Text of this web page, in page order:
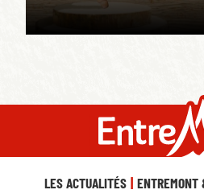
LES ACTUALITÉS ENTREMONT